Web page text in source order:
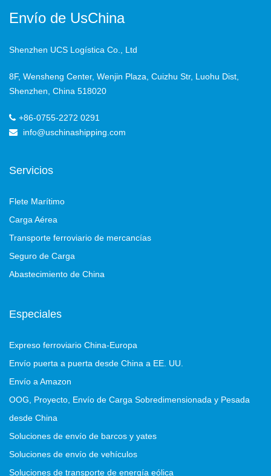
Envío de UsChina
Shenzhen UCS Logística Co., Ltd
8F, Wensheng Center, Wenjin Plaza, Cuizhu Str, Luohu Dist,
Shenzhen, China 518020
+86-0755-2272 0291
info@uschinashipping.com
Servicios
Flete Marítimo
Carga Aérea
Transporte ferroviario de mercancías
Seguro de Carga
Abastecimiento de China
Especiales
Expreso ferroviario China-Europa
Envío puerta a puerta desde China a EE. UU.
Envío a Amazon
OOG, Proyecto, Envío de Carga Sobredimensionada y Pesada
desde China
Soluciones de envío de barcos y yates
Soluciones de envío de vehículos
Soluciones de transporte de energía eólica